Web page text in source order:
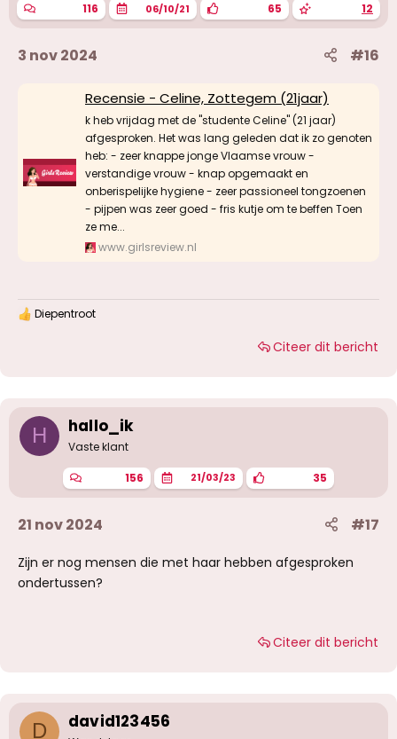
116 06/10/21 65 12
3 nov 2024 #16
Recensie - Celine, Zottegem (21jaar)
k heb vrijdag met de "studente Celine" (21 jaar)
afgesproken. Het was lang geleden dat ik zo genoten
heb: - zeer knappe jonge Vlaamse vrouw -
verstandige vrouw - knap opgemaakt en
onberispelijke hygiene - zeer passioneel tongzoenen
- pijpen was zeer goed - fris kutje om te beffen Toen
ze me...
www.girlsreview.nl
W
n
g
Diepentroot
Citeer dit bericht
H hallo_ik
Vaste klant
156 21/03/23 35
21 nov 2024 #17
Zijn er nog mensen die met haar hebben afgesproken
ondertussen?
Citeer dit bericht
D david123456